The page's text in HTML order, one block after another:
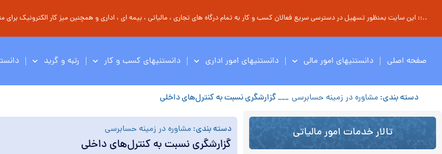
..:: این سایت بمنظور تسهیل در دسترسی سریع فعالان کسب و کار به تمام درگاه های تجاری ، مالیاتی ، بیمه ای ، اداری و همچنین میز کار الکترونیک
صفحه اصلی دانستنیهای امور مالی دانستنیهای امور اداری دانستنیهای کسب و کار رتبه و گرید
دسته بندی:مشاوره در زمینه حسابرسی ___ گزارشگری نسبت به کنترل‌های داخلی
تالار خدمات امور مالیاتی دسته بندی:مشاوره در زمینه حسابرسی
گزارشگری نسبت به کنترل‌های داخلی